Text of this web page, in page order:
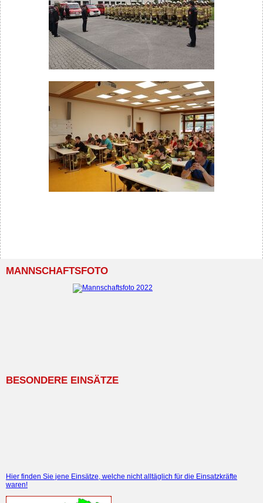
MANNSCHAFTSFOTO
BESONDERE EINSÄTZE
Hier finden Sie jene Einsätze, welche nicht alltäglich für die Einsatzkräfte
waren!